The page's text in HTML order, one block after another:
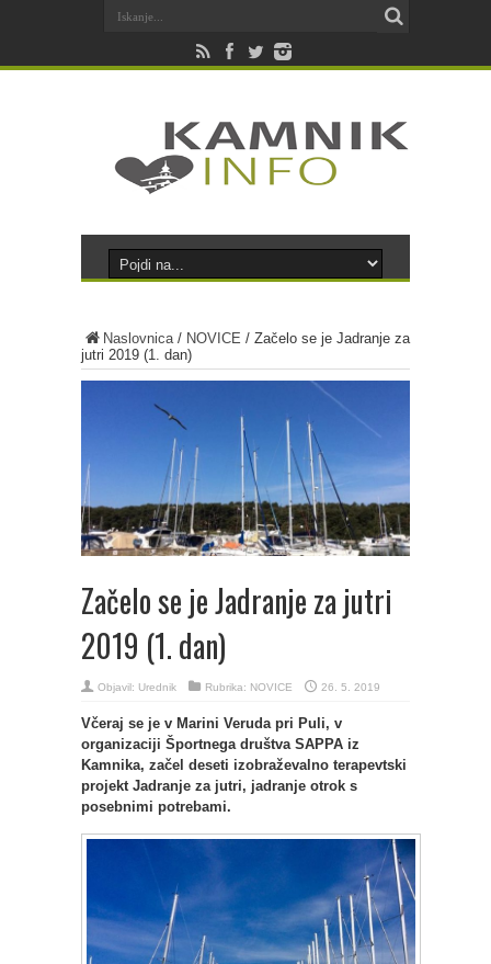
Naslovnica/ NOVICE / Začelo se je Jadranje za
jutri 2019 (1. dan)
Začelo se je Jadranje za jutri
2019 (1. dan)
Objavil: Urednik Rubrika: NOVICE 26. 5. 2019
Včeraj se je v Marini Veruda pri Puli, v
organizaciji Športnega društva SAPPA iz
Kamnika, začel deseti izobraževalno terapevtski
projekt Jadranje za jutri, jadranje otrok s
posebnimi potrebami.